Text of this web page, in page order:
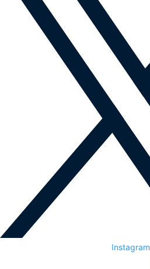
Instagram